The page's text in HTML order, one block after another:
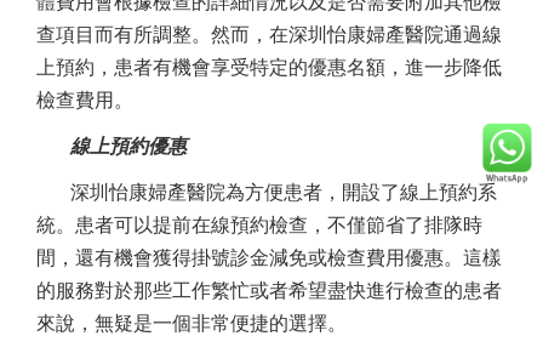
查項目而有所調整。然而， 在深圳怡康婦產醫院通過線
上預約，患者有機會享受特定的優惠名額，進一步降低
檢查費用。
線上預約優惠
深圳怡康婦產醫院為方便患者，開設了線上預約系
統。患者可以提前在線預約檢查，不僅節省了排隊時
間，還有機會獲得掛號診金減免或檢查費用優惠。這樣
的服務對於那些工作繁忙或者希望盡快進行檢查的患者
來說，無疑是一個非常便捷的選擇。